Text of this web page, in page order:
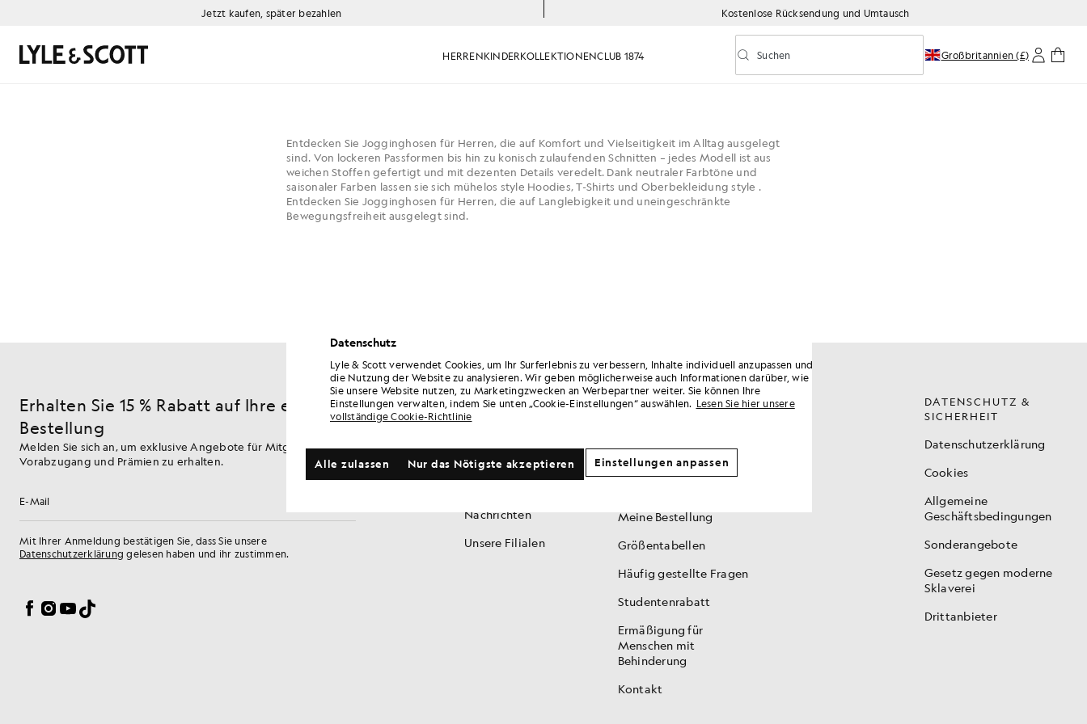
Jetzt kaufen, später bezahlen Kostenlose Rücksendung und Umtausch
HERRENKINDERKOLLEKTIONENCLUB 1874 Vorausschauende Suche ein-/ausschalten
Suchen Suchen Großbritannien (£)
Entdecken Sie Jogginghosen für Herren, die auf Komfort und Vielseitigkeit im Alltag ausgelegt
sind. Von lockeren Passformen bis hin zu konisch zulaufenden Schnitten – jedes Modell ist aus
weichen Stoffen gefertigt und mit dezenten Details veredelt. Dank neutraler Farbtöne und
saisonaler Farben lassen sie sich mühelos style Hoodies, T-Shirts und Oberbekleidung style .
Entdecken Sie Jogginghosen für Herren, die auf Langlebigkeit und uneingeschränkte
Bewegungsfreiheit ausgelegt sind.
Erhalten Sie 15 % Rabatt auf Ihre erste
Bestellung
Melden Sie sich an, um exklusive Angebote für Mitglieder,
Vorabzugang und Prämien zu erhalten.
E-Mail-Adresse
Mit Ihrer Anmeldung bestätigen Sie, dass Sie unsere
Datenschutzerklärung gelesen haben und ihr zustimmen.
Facebook
Instagram
YouTube
TikTok
MARKE
150 Jahre
Nachrichten
Unsere Filialen
KUNDENSERVICE
Meine Bestellung
verfolgen
Meine Bestellung
Größentabellen
Häufig gestellte Fragen
Studentenrabatt
Ermäßigung für
Menschen mit
Behinderung
Kontakt
DATENSCHUTZ &
SICHERHEIT
Datenschutzerklärung
Cookies
Allgemeine
Geschäftsbedingungen
Sonderangebote
Gesetz gegen moderne
Sklaverei
Drittanbieter
Datenschutz
Lyle & Scott verwendet Cookies, um Ihr Surferlebnis zu verbessern, Inhalte individuell anzupassen und
die Nutzung der Website zu analysieren. Wir geben möglicherweise auch Informationen darüber, wie
Sie unsere Website nutzen, zu Marketingzwecken an Werbepartner weiter. Sie können Ihre
Einstellungen verwalten, indem Sie unten „Cookie-Einstellungen“ auswählen. Lesen Sie hier unsere
vollständige Cookie-Richtlinie
Nur das Nötigste akzeptieren
Alle zulassen Einstellungen anpassen